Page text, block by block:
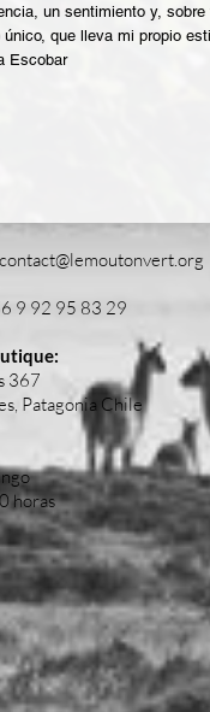
un sentimiento y,
único, que lleva mi propio
Escobar
contact@lemoutonvert.org
9 92 95 83 29
367
Patagonia Chile
horas